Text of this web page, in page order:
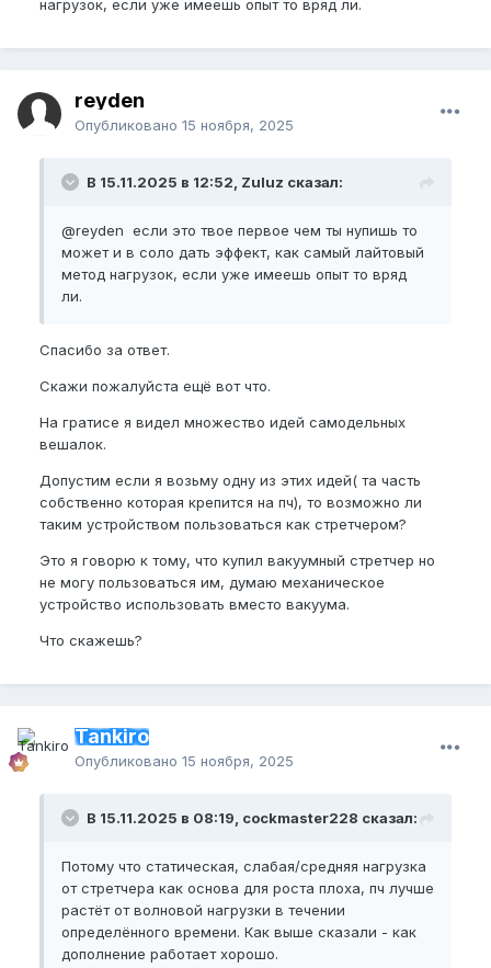
нагрузок, если уже имеешь опыт то вряд ли.
reyden
Опубликовано 15 ноября, 2025
В 15.11.2025 в 12:52, Zuluz сказал:
@reyden если это твое первое чем ты нупишь то
может и в соло дать эффект, как самый лайтовый
метод нагрузок, если уже имеешь опыт то вряд
ли.
Спасибо за ответ.
Скажи пожалуйста ещё вот что.
На гратисе я видел множество идей самодельных
вешалок.
Допустим если я возьму одну из этих идей( та часть
собственно которая крепится на пч), то возможно ли
таким устройством пользоваться как стретчером?
Это я говорю к тому, что купил вакуумный стретчер но
не могу пользоваться им, думаю механическое
устройство использовать вместо вакуума.
Что скажешь?
Tankiro
Опубликовано 15 ноября, 2025
В 15.11.2025 в 08:19, cockmaster228 сказал:
Потому что статическая, слабая/средняя нагрузка
от стретчера как основа для роста плоха, пч лучше
растёт от волновой нагрузки в течении
определённого времени. Как выше сказали - как
дополнение работает хорошо.